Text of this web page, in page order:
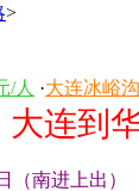
>
/人 ·大连冰峪
大连到
南进上出）